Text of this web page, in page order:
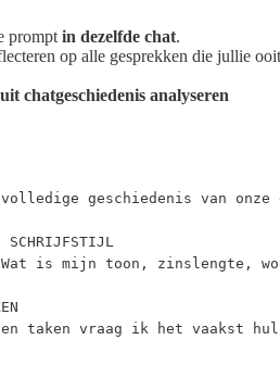
prompt in dezelfde chat.
op alle gesprekken die jullie
chatgeschiedenis analyseren
geschiedenis van
SCHRIJFSTIJL
is mijn toon, zinslengte,
taken vraag ik het vaakst